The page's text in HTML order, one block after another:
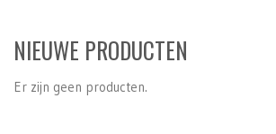
NIEUWE PRODUCTEN
Er zijn geen producten.